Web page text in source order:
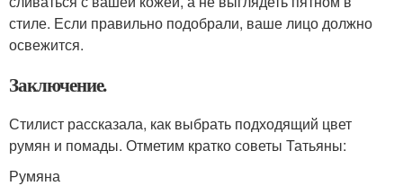
стиле. Если правильно подобрали, ваше лицо должно
освежится.
Заключение.
Стилист рассказала, как выбрать подходящий цвет
румян и помады. Отметим кратко советы Татьяны:
Румяна